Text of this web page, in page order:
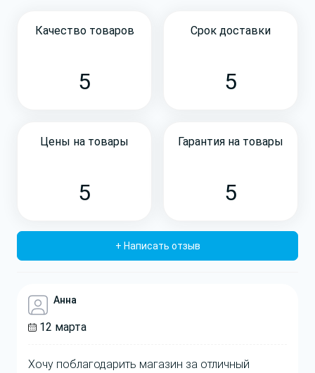
+ Написать отзыв
Качество товаров
5
Срок доставки
5
Цены на товары
5
Гарантия на товары
5
Анна
12 марта
Хочу поблагодарить магазин за отличный